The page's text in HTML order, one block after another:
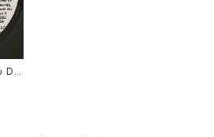
Do